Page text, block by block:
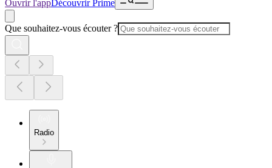
Ouvrir l'appDécouvrir Prime
Que souhaitez-vous écouter ?
Radio